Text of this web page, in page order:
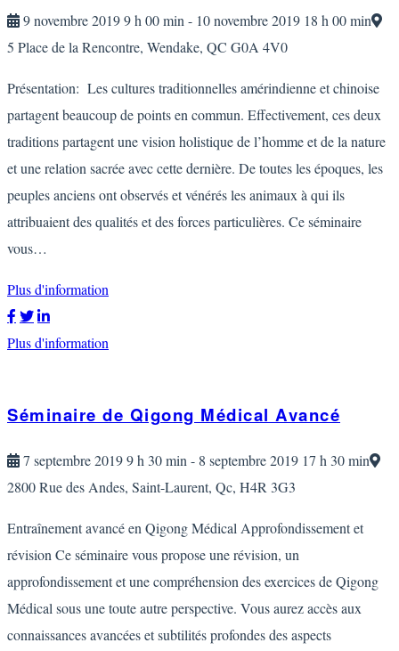
9 novembre 2019 9 h 00 min - 10 novembre 2019 18 h 00 min
5 Place de la Rencontre, Wendake, QC G0A 4V0
Présentation: Les cultures traditionnelles amérindienne et chinoise
partagent beaucoup de points en commun. Effectivement, ces deux
traditions partagent une vision holistique de l’homme et de la nature
et une relation sacrée avec cette dernière. De toutes les époques, les
peuples anciens ont observés et vénérés les animaux à qui ils
attribuaient des qualités et des forces particulières. Ce séminaire
vous…
Plus d'information
Plus d'information
Séminaire de Qigong Médical Avancé
7 septembre 2019 9 h 30 min - 8 septembre 2019 17 h 30 min
2800 Rue des Andes, Saint-Laurent, Qc, H4R 3G3
Entraînement avancé en Qigong Médical Approfondissement et
révision Ce séminaire vous propose une révision, un
approfondissement et une compréhension des exercices de Qigong
Médical sous une toute autre perspective. Vous aurez accès aux
connaissances avancées et subtilités profondes des aspects